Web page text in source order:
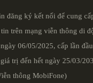
đăng ký kết nối để cung
trên mạng viễn thông di
06/05/2025, cấp lần
trị đến hết ngày 25/03/
thông MobiFone)